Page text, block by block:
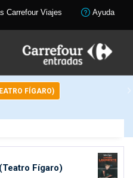
Carrefour Viajes Ayuda
FÍGARO)
Fígaro)